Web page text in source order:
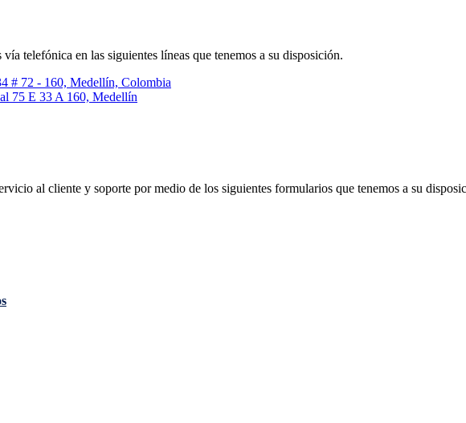
telefónica en las siguientes líneas que tenemos a su disposición.
# 72 - 160, Medellín, Colombia
75 E 33 A 160, Medellín
al cliente y soporte por medio de los siguientes formularios que tenemos a su